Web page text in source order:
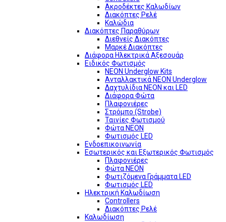
Ακροδέκτες Καλωδίων
Διακόπτες Ρελέ
Καλώδια
Διακόπτες Παραθύρων
Διεθνείς Διακόπτες
Μαρκέ Διακόπτες
Διάφορα Ηλεκτρικά Αξεσουάρ
Ειδικός Φωτισμός
NEON Underglow Kits
Ανταλλακτικά NEON Underglow
Δαχτυλίδια NEON και LED
Διάφορα Φώτα
Πλαφονιέρες
Στρόμπο (Strobe)
Ταινίες Φωτισμού
Φώτα NEON
Φωτισμός LED
Ενδοεπικοινωνία
Εσωτερικός και Εξωτερικός Φωτισμός
Πλαφονιέρες
Φώτα NEON
Φωτιζόμενα Γράμματα LED
Φωτισμός LED
Ηλεκτρική Καλωδίωση
Controllers
Διακόπτες Ρελέ
Καλωδίωση